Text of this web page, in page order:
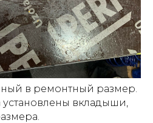
в ремонтный размер.
установлены вкладыши,